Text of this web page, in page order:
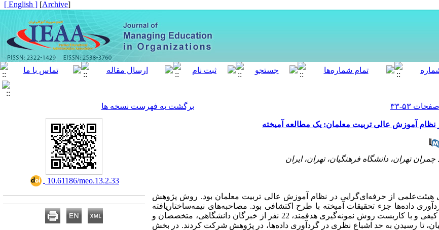
[
Archive
]
[ English ]
برگشت به فهرست نسخه ها
آموزش عالی تربیت معلمان: یک مطالعه آمیخته
تهران، دانشگاه فرهنگیان، تهران، ایران
هیئت‌علمی از حرفه‌ای‌گرایی در نظام آموزش عالی تربیت معلمان بود. روش پژوهش
داده‌ها جزء تحقیقات آمیخته با طرح اکتشافی بود. مصاحبه‌های نیمه‌ساختاریافته
به‌عنوان ابزار اصلی گردآوری اطلاعات بخش کیفی و با کاربست روش نمونه‌گیری هدفمند، 22 نفر از خبرگان دانشگاهی، متخصصان و
تا رسیدن به حد اشباع نظری در گردآوری داده‌ها، در پژوهش شرکت کردند. در بخش
‎ 10.61186/meo.13.2.33